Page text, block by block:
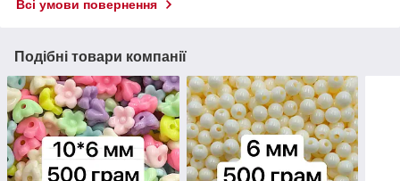
Всі умови повернення
Подібні товари компанії